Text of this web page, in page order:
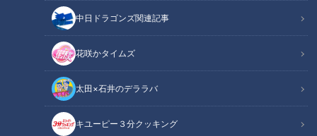
中日ドラゴンズ関連記事
花咲かタイムズ
太田×石井のデララバ
キユーピー３分クッキング